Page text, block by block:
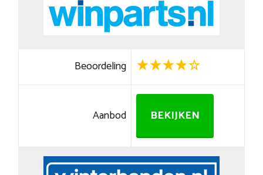
Beoordeling
Aanbod BEKIJKEN